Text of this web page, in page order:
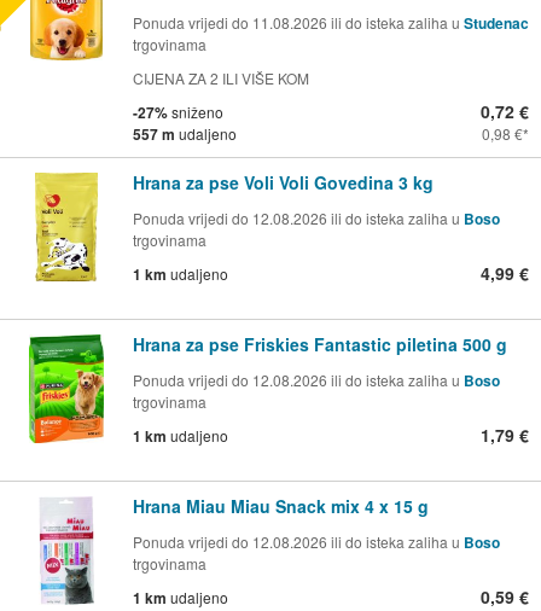
Ponuda vrijedi do 11.08.2026 ili do isteka zaliha u Studenac
trgovinama
CIJENA ZA 2 ILI VIŠE KOM
-27%sniženo
557 m udaljeno
0,72 €
0,98 €
Hrana za pse Voli Voli Govedina 3 kg
Ponuda vrijedi do 12.08.2026 ili do isteka zaliha u Boso
trgovinama
1 km udaljeno 4,99 €
Hrana za pse Friskies Fantastic piletina 500 g
Ponuda vrijedi do 12.08.2026 ili do isteka zaliha u Boso
trgovinama
1 km udaljeno 1,79 €
Hrana Miau Miau Snack mix 4 x 15 g
Ponuda vrijedi do 12.08.2026 ili do isteka zaliha u Boso
trgovinama
1 km udaljeno 0,59 €